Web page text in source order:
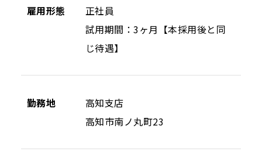
雇用形態
正社員
試用期間：3ヶ月【本採用後と同
じ待遇】
勤務地
高知支店
高知市南ノ丸町23